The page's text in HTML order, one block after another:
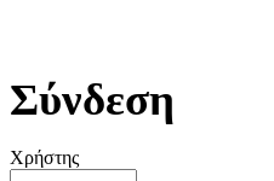
Σύνδεση
Χρήστης